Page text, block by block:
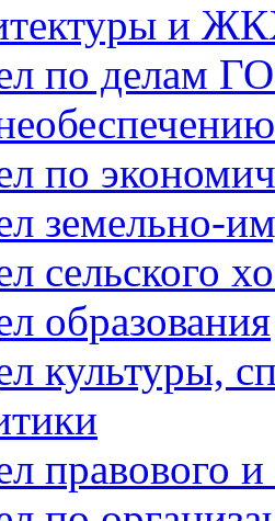
и
по делам
по
земельно-
сельского
образования
культуры,
правового